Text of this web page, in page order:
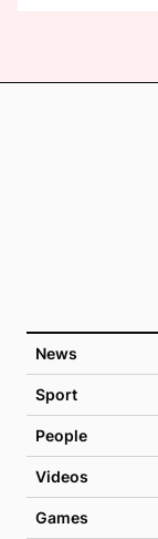
News
Sport
People
Videos
Games